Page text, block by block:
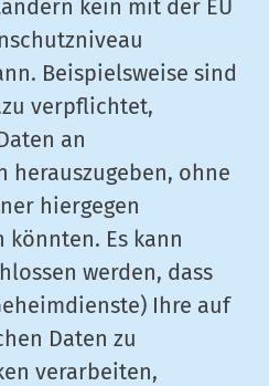
kein mit der EU
Beispielsweise sind
verpflichtet,
an
herauszugeben, ohne
hiergegen
Es kann
werden, dass
Ihre auf
Daten zu
verarbeiten,